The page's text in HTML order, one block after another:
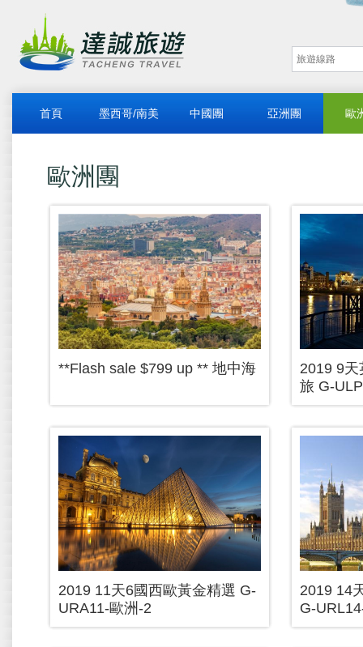
首頁 墨西哥/南美 中國團 亞洲團 歐
歐洲團
**Flash sale $799 up ** 地中海
2019 9
旅 G-
2019 11天6國西歐黃金精選 G-
URA11-歐洲-2
2019 14
G-